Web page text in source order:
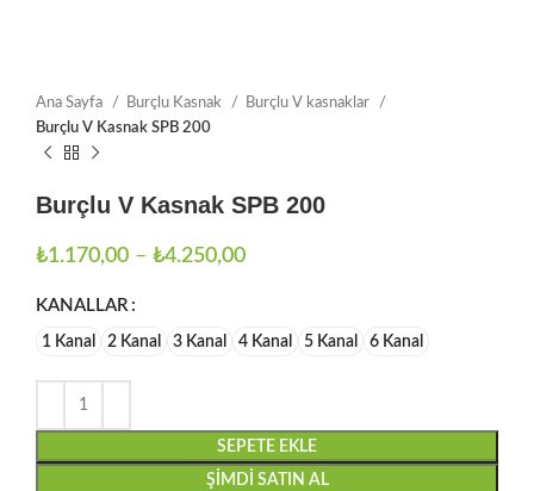
Ana Sayfa Burçlu Kasnak
Burçlu V kasnaklar
Burçlu V Kasnak SPB 200
Burçlu V Kasnak SPB 200
₺1.170,00 – ₺4.250,00
KANALLAR
1 Kanal 2 Kanal 3 Kanal 4 Kanal 5 Kanal 6 Kanal
SEPETE EKLE
ŞIMDI SATIN AL